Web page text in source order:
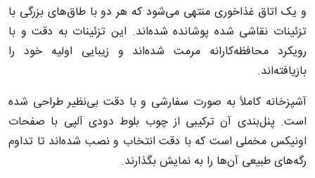
و یک اتاق غذاخوری منتهی می‌شود که هر دو با طاق‌های بزرگی با
تزئینات نقاشی شده پوشانده شده‌اند. این تزئینات به دقت و با
رویکرد محافظه‌کارانه مرمت شده‌اند و زیبایی اولیه خود را
بازیافته‌اند.
آشپزخانه کاملاً به صورت سفارشی و با دقت بی‌نظیر طراحی شده
است. پنل‌بندی آن ترکیبی از چوب بلوط دودی آلپی با صفحات
اونیکس مخملی است که با دقت انتخاب و نصب شده‌اند تا تداوم
رگه‌های طبیعی آن‌ها را به نمایش بگذارند.